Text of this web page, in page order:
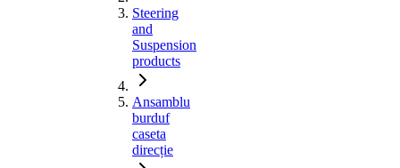
Steering
and
Suspension
products
Ansamblu
burduf
caseta
direcție